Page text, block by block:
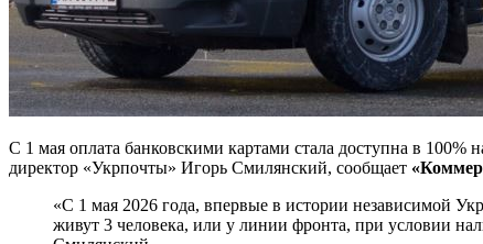
С 1 мая оплата банковскими картами стала доступна в
директор «Укрпочты» Игорь Смилянский, сообщает
«С 1 мая 2026 года, впервые в истории независимой
живут 3 человека, или у линии фронта, при условии